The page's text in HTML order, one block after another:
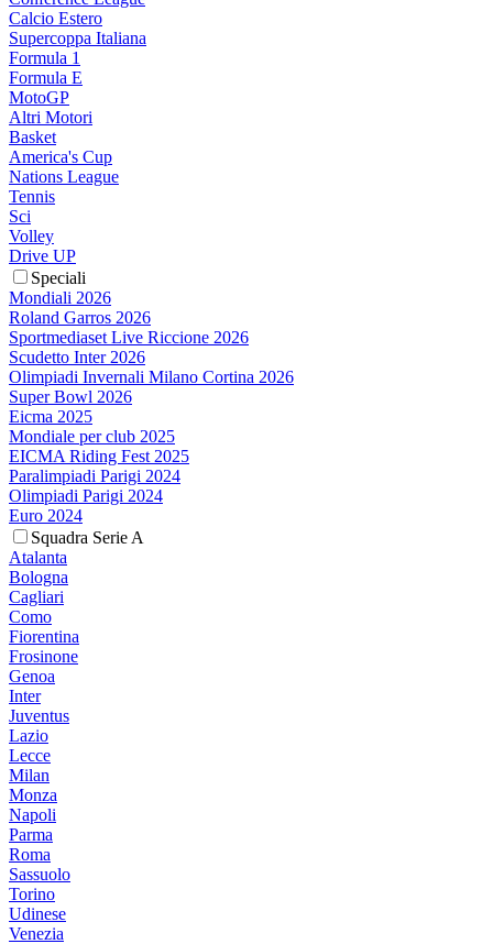
Calcio Estero
Supercoppa Italiana
Formula 1
Formula E
MotoGP
Altri Motori
Basket
America's Cup
Nations League
Tennis
Sci
Volley
Drive UP
Speciali
Mondiali 2026
Roland Garros 2026
Sportmediaset Live Riccione 2026
Scudetto Inter 2026
Olimpiadi Invernali Milano Cortina 2026
Super Bowl 2026
Eicma 2025
Mondiale per club 2025
EICMA Riding Fest 2025
Paralimpiadi Parigi 2024
Olimpiadi Parigi 2024
Euro 2024
Squadra Serie A
Atalanta
Bologna
Cagliari
Como
Fiorentina
Frosinone
Genoa
Inter
Juventus
Lazio
Lecce
Milan
Monza
Napoli
Parma
Roma
Sassuolo
Torino
Udinese
Venezia